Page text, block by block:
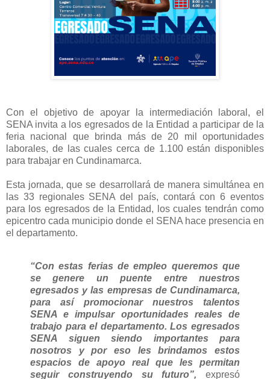
Con el objetivo de apoyar la intermediación laboral, el
SENA invita a los egresados de la Entidad a participar de la
feria nacional que brinda más de 20 mil oportunidades
laborales, de las cuales cerca de 1.100 están disponibles
para trabajar en Cundinamarca.
Esta jornada, que se desarrollará de manera simultánea en
las 33 regionales SENA del país, contará con 6 eventos
para los egresados de la Entidad, los cuales tendrán como
epicentro cada municipio donde el SENA hace presencia en
el departamento.
“Con estas ferias de empleo queremos que
se genere un puente entre nuestros
egresados y las empresas de Cundinamarca,
para así promocionar nuestros talentos
SENA e impulsar oportunidades reales de
trabajo para el departamento. Los egresados
SENA siguen siendo importantes para
nosotros y por eso les brindamos estos
espacios de apoyo real que les permitan
seguir construyendo su futuro”, expresó